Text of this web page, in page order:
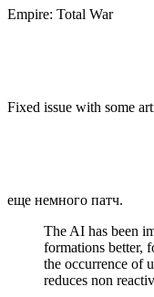
Empire: Total War
Fixed issue with some
еще немного патч.
The AI has been
formations better,
the occurrence of
reduces non